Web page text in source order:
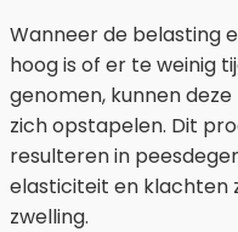
Wanneer de belasting
hoog is of er te weinig
genomen, kunnen
zich opstapelen. Dit
resulteren in
elasticiteit en klachten
zwelling.